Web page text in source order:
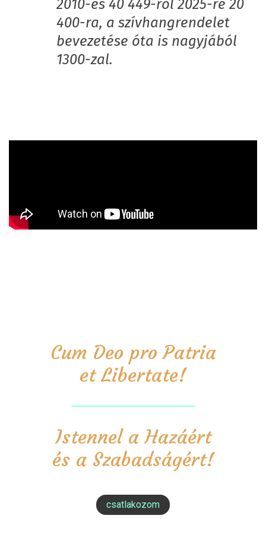
2010-es 40 449-ről 2025-re 20
400-ra, a szívhangrendelet
bevezetése óta is nagyjából
1300-zal.
Cum Deo pro Patria
et Libertate!
Istennel a Hazáért
és a Szabadságért!
csatlakozom